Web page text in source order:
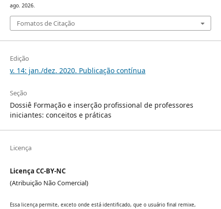
ago. 2026.
Fomatos de Citação
Edição
v. 14: jan./dez. 2020. Publicação contínua
Seção
Dossiê Formação e inserção profissional de professores
iniciantes: conceitos e práticas
Licença
Licença CC-BY-NC
(Atribuição Não Comercial)
Essa licença permite, exceto onde está identificado, que o usuário final remixe,